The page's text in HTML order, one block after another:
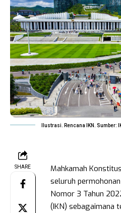
Ilustrasi. Rencana IKN. Sumber:
SHARE
Mahkamah
seluruh
Nomor 3 Tahun
(IKN) sebagaimana